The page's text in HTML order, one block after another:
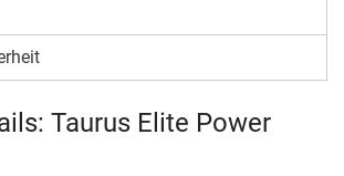
Taurus Elite Power